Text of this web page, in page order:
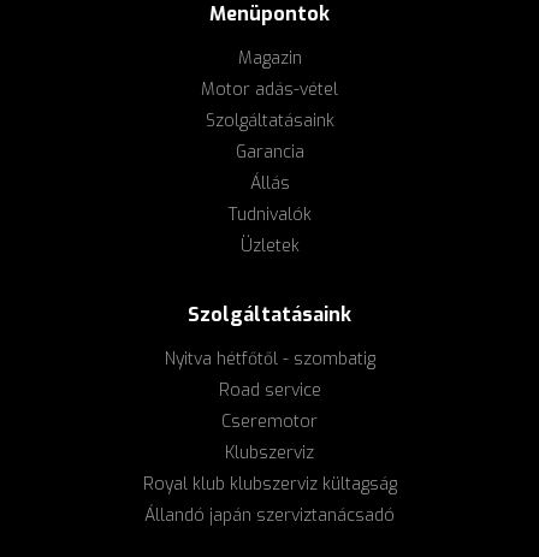
Menüpontok
Magazin
Motor adás-vétel
Szolgáltatásaink
Garancia
Állás
Tudnivalók
Üzletek
Szolgáltatásaink
Nyitva hétfőtől - szombatig
Road service
Cseremotor
Klubszerviz
Royal klub klubszerviz kültagság
Állandó japán szerviztanácsadó